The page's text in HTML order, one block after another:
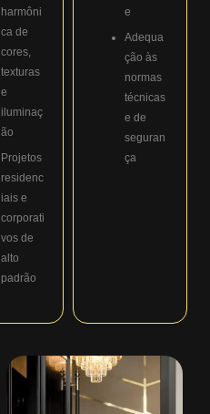
harmôni
ca de
cores,
texturas
e
iluminaç
ão
Projetos
residenc
iais e
corporati
vos de
alto
padrão
e
Adequa
ção às
normas
técnicas
e de
seguran
ça